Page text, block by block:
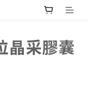
晶采膠囊